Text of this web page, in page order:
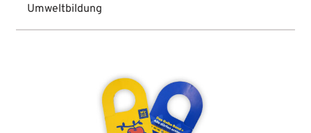
Umweltbildung